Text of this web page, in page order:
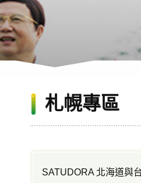
札幌專區
SATUDORA 北海道與